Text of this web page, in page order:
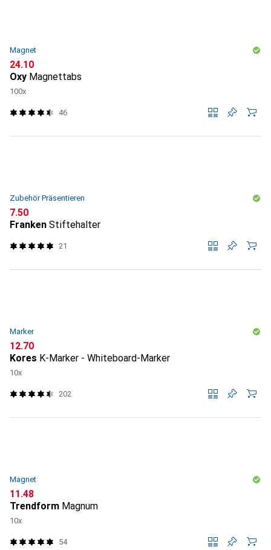
Magnet
CHF
24.10
Oxy Magnettabs
100x
46
Zubehör Präsentieren
CHF
7.50
Franken Stiftehalter
21
Marker
CHF
12.70
Kores K-Marker - Whiteboard-Marker
10x
202
Magnet
CHF
11.48
Trendform Magnum
10x
54